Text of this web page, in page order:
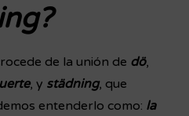
de la unión de dö,
, y städning, que
entenderlo como: la